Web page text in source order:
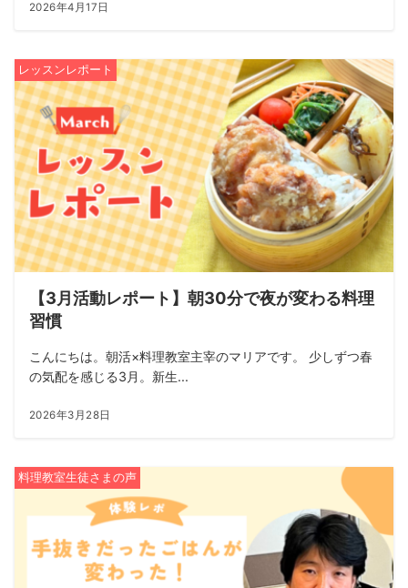
2026年4月17日
レッスンレポート
【3月活動レポート】朝30分で夜が変わる料理
習慣
こんにちは。朝活×料理教室主宰のマリアです。 少しずつ春
の気配を感じる3月。新生...
2026年3月28日
料理教室生徒さまの声